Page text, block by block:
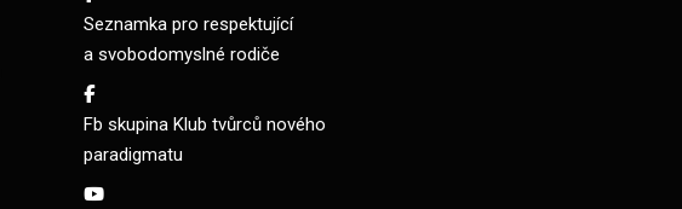
Seznamka pro respektující
a svobodomyslné rodiče
Fb skupina Klub tvůrců nového
paradigmatu